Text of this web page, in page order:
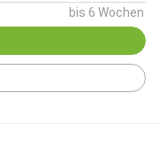
bis 6 Wochen